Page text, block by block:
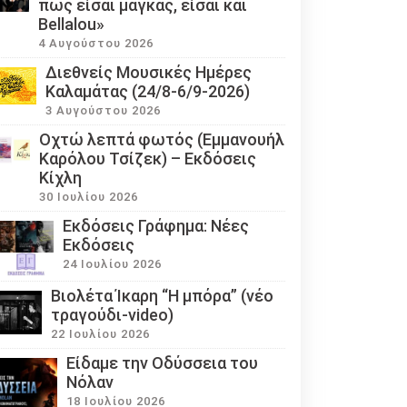
πως είσαι μάγκας, είσαι και
Bellalou»
4 Αυγούστου 2026
Διεθνείς Μουσικές Ημέρες
Καλαμάτας (24/8-6/9-2026)
3 Αυγούστου 2026
Οχτώ λεπτά φωτός (Εμμανουήλ
Καρόλου Τσίζεκ) – Εκδόσεις
Κίχλη
30 Ιουλίου 2026
Εκδόσεις Γράφημα: Νέες
Εκδόσεις
24 Ιουλίου 2026
Βιολέτα Ίκαρη “Η μπόρα” (νέο
τραγούδι-video)
22 Ιουλίου 2026
Eίδαμε την Οδύσσεια του
Νόλαν
18 Ιουλίου 2026